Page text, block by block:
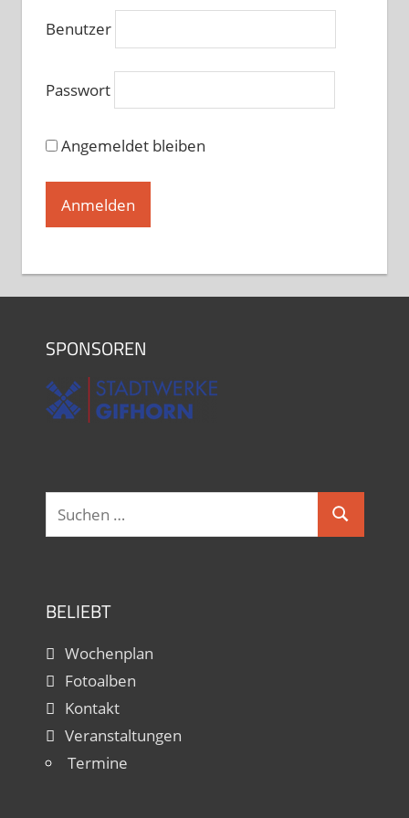
Hobbytanz bei Martina und
Matthias Donners
Matthias Donners
Hobbytanz 1 bei Sascha Jochimski
Hobbytanz bei Ina Langner
Hobbytanz 2 Sascha Jochimski und
SALSATION® mit Heike Schubert
Samstag, 11.00 - 12.00
Benutzer
Passwort
Angemeldet bleiben
SPONSOREN
Suchen
nach:
Suchen
BELIEBT
Wochenplan
Fotoalben
Kontakt
Veranstaltungen
Termine